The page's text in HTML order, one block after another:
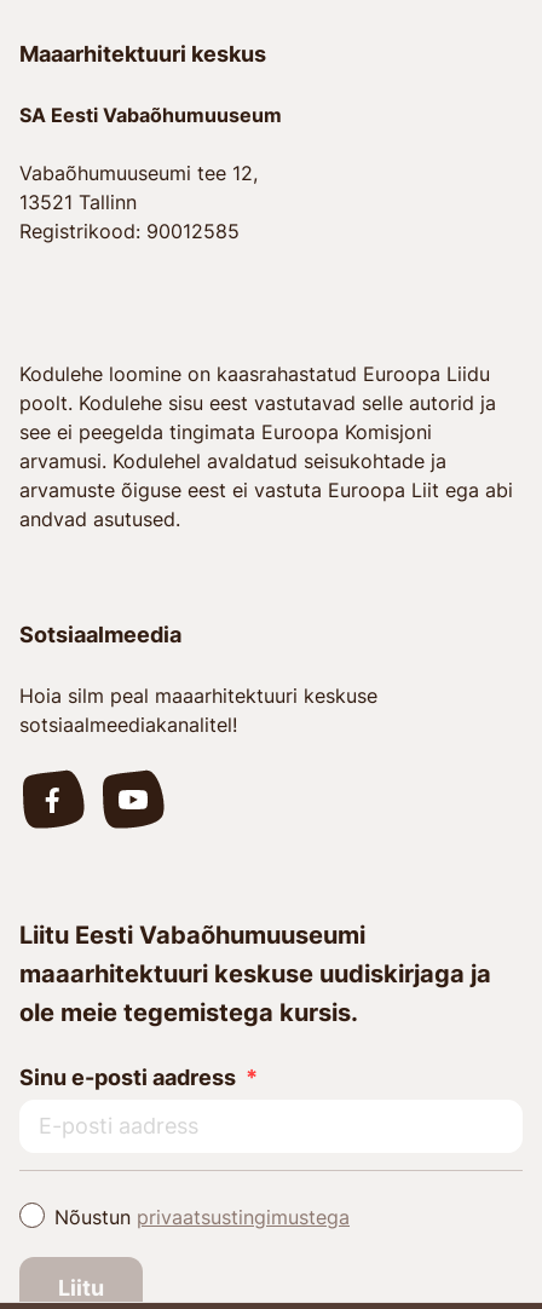
Maaarhitektuuri keskus
SA Eesti Vabaõhumuuseum
Vabaõhumuuseumi tee 12,
13521 Tallinn
Registrikood: 90012585
Kodulehe loomine on kaasrahastatud Euroopa Liidu
poolt. Kodulehe sisu eest vastutavad selle autorid ja
see ei peegelda tingimata Euroopa Komisjoni
arvamusi. Kodulehel avaldatud seisukohtade ja
arvamuste õiguse eest ei vastuta Euroopa Liit ega abi
andvad asutused.
Sotsiaalmeedia
Hoia silm peal maaarhitektuuri keskuse
sotsiaalmeediakanalitel!
Liitu Eesti Vabaõhumuuseumi
maaarhitektuuri keskuse uudiskirjaga ja
ole meie tegemistega kursis.
Sinu e-posti aadress
Nõustun privaatsustingimustega
Liitu